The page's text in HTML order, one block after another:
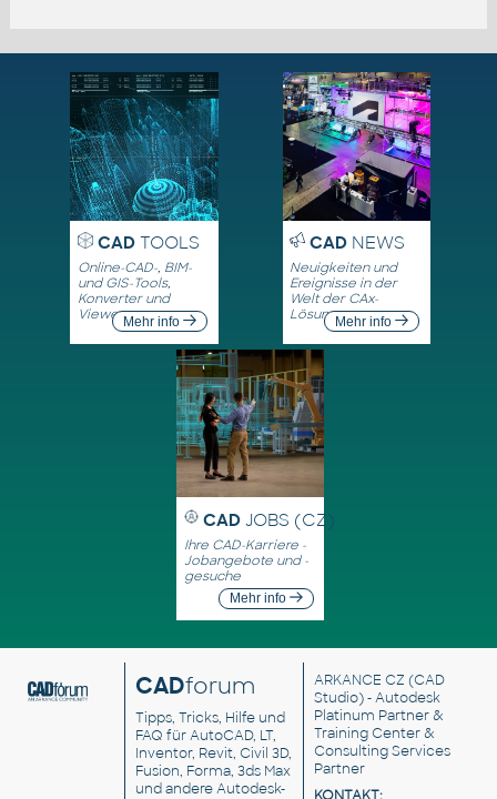
CADTOOLS
Online-CAD-, BIM-
und GIS-Tools,
Konverter und
ViewerMehr info
CADNEWS
Neuigkeiten und
Ereignisse in der
Welt der CAx-
LösungenMehr info
CAD JOBS (CZ)
Ihre CAD-Karriere -
Jobangebote und -
gesuche
Mehr info
CADforum
Tipps, Tricks, Hilfe und
FAQ für AutoCAD, LT,
Inventor, Revit, Civil 3D,
Fusion, Forma, 3ds Max
und andere Autodesk-
ARKANCE CZ (CAD
Studio) - Autodesk
Platinum Partner &
Training Center &
Consulting Services
Partner
KONTAKT: